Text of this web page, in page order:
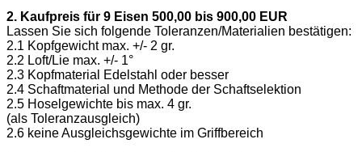
2. Kaufpreis für 9 Eisen 500,00 bis 900,00 EUR
Lassen Sie sich folgende Toleranzen/Materialien bestätigen:
2.1 Kopfgewicht max. +/- 2 gr.
2.2 Loft/Lie max. +/- 1°
2.3 Kopfmaterial Edelstahl oder besser
2.4 Schaftmaterial und Methode der Schaftselektion
2.5 Hoselgewichte bis max. 4 gr.
(als Toleranzausgleich)
2.6 keine Ausgleichsgewichte im Griffbereich